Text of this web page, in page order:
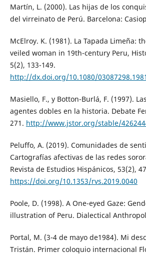
Martín, L. (2000). Las hijas de los
del virreinato de Perú. Barcelona:
McElroy. K. (1981). La Tapada Limeña:
veiled woman in 19th-century Peru,
5(2), 133-149.
http://dx.doi.org/10.1080/
Masiello, F., y Botton-Burlá, F. (1997).
agentes dobles en la historia. Debate
271. http://www.jstor.org/stable/
Peluffo, A. (2019). Comunidades de
Cartografías afectivas de las redes
Revista de Estudios Hispánicos, 53(2),
https://doi.org/10.1353/rvs.2019.0040
Poole, D. (1998). A One-eyed Gaze:
illustration of Peru. Dialectical
Portal, M. (3-4 de mayo de1984). Mi
Tristán. Primer coloquio internacional